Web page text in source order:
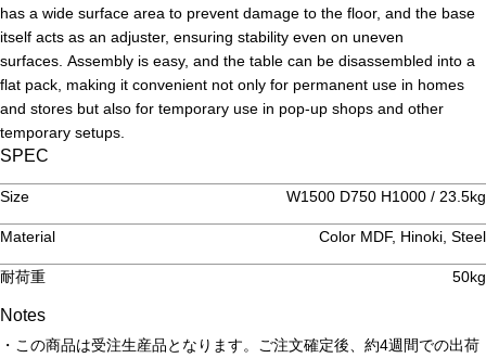
has a wide surface area to prevent damage to the floor, and the base
itself acts as an adjuster, ensuring stability even on uneven
surfaces. Assembly is easy, and the table can be disassembled into a
flat pack, making it convenient not only for permanent use in homes
and stores but also for temporary use in pop-up shops and other
temporary setups.
SPEC
Size W1500 D750 H1000 / 23.5kg
Material Color MDF, Hinoki, Steel
耐荷重 50kg
Notes
・この商品は受注生産品となります。ご注文確定後、約4週間での出荷